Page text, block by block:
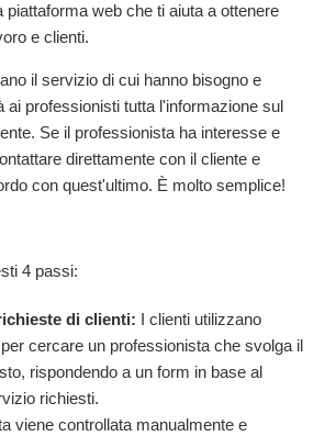
o clienti che chiedono un
su Cronoshare. Posso pubblicare
piattaforma web che ti aiuta a ottenere
e clienti.
il servizio di cui hanno bisogno e
ai professionisti tutta l'informazione sul
Se il professionista ha interesse e
direttamente con il cliente e
con quest'ultimo. È molto semplice!
4 passi:
di clienti: I clienti utilizzano
cercare un professionista che svolga il
rispondendo a un form in base al
richiesti.
viene controllata manualmente e